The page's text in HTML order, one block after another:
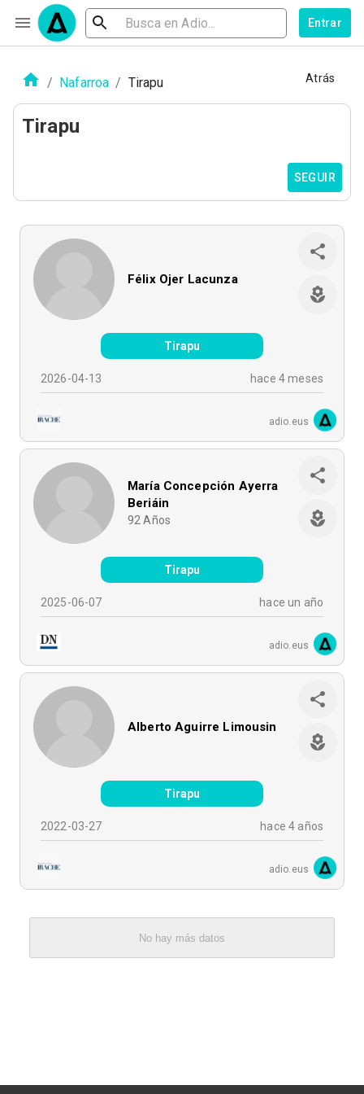
Entrar
/ Nafarroa / Tirapu Atrás
Tirapu
SEGUIR
Félix Ojer Lacunza
Tirapu
2026-04-13 hace 4 meses
adio.eus
María Concepción Ayerra
Beriáin
92 Años
Tirapu
2025-06-07 hace un año
adio.eus
Alberto Aguirre Limousin
Tirapu
2022-03-27 hace 4 años
adio.eus
No hay más datos